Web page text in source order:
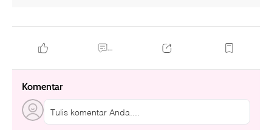
...
Komentar
Tulis komentar Anda....